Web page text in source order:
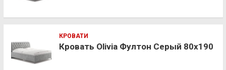
КРОВАТИ
Кровать Olivia Фултон Серый 80х190